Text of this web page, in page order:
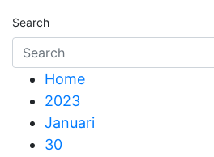
Search
Home
2023
Januari
30